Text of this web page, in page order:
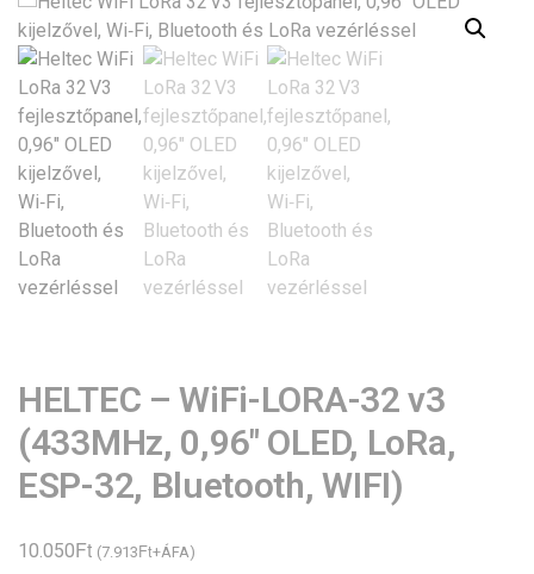
HELTEC – WiFi-LORA-32 v3
(433MHz, 0,96″ OLED, LoRa,
ESP-32, Bluetooth, WIFI)
10.050Ft (7.913Ft+ÁFA)